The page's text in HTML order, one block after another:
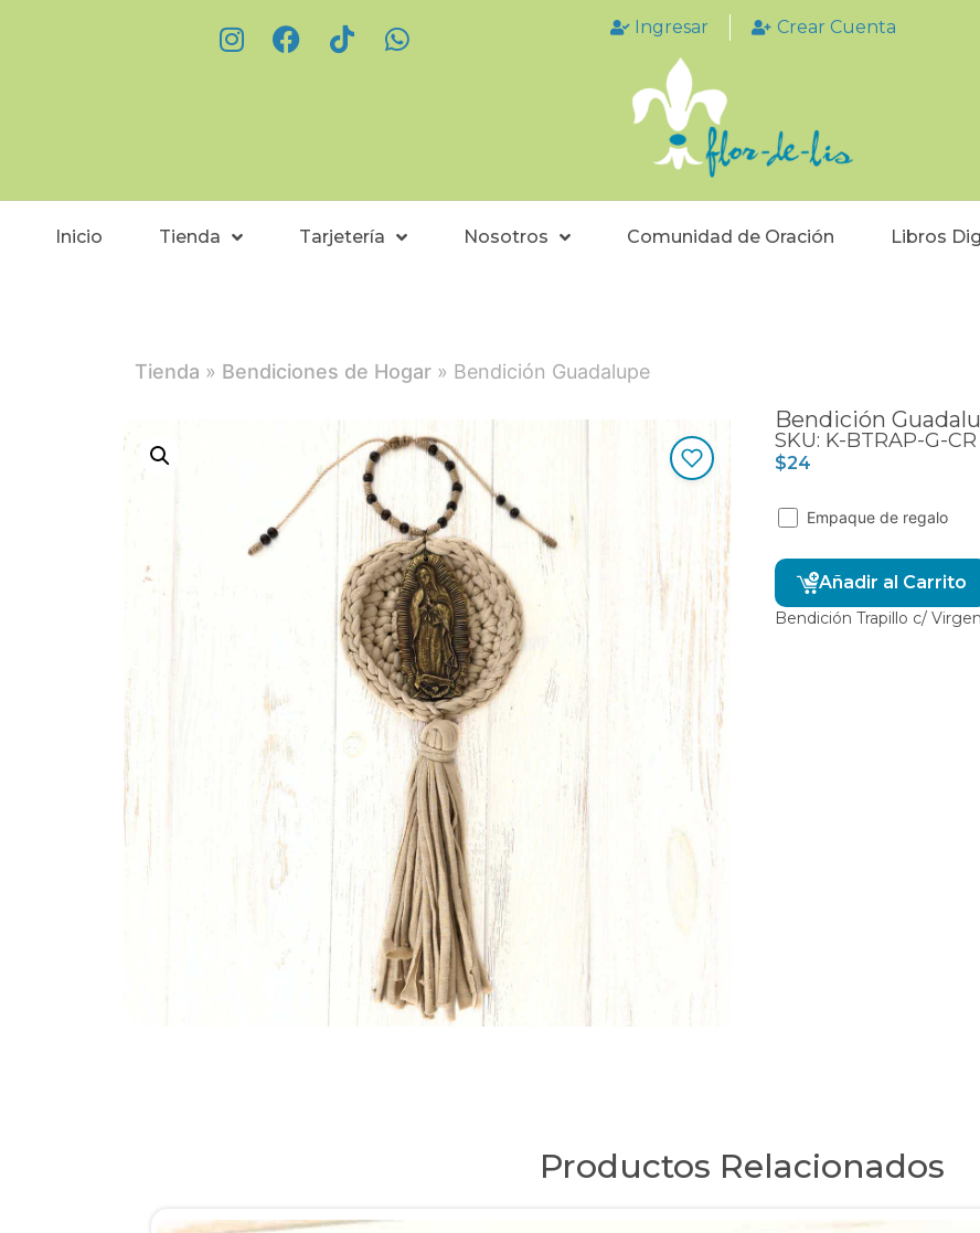
Ingresar Crear Cuenta
Inicio Tienda Tarjetería Nosotros Comunidad de Oración Libros
Tienda » Bendiciones de Hogar » Bendición Guadalupe
Bendición
SKU: K-BTRAP-G-CR
$24
Empaque de regalo
Añadir al Carrito
Bendición Trapillo c/
Productos Relacionados